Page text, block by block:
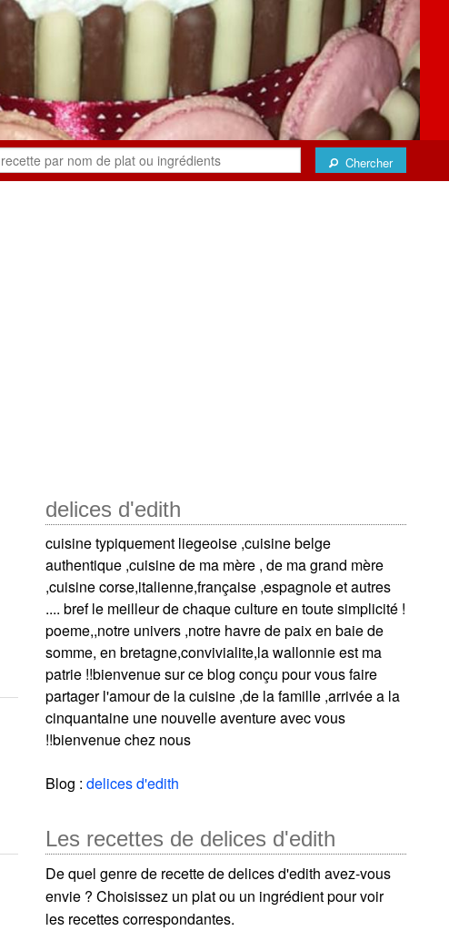
Chercher
delices d'edith
cuisine typiquement liegeoise ,cuisine belge
authentique ,cuisine de ma mère , de ma grand mère
,cuisine corse,italienne,française ,espagnole et autres
.... bref le meilleur de chaque culture en toute simplicité !
poeme,,notre univers ,notre havre de paix en baie de
somme, en bretagne,convivialite,la wallonnie est ma
patrie !!bienvenue sur ce blog conçu pour vous faire
partager l'amour de la cuisine ,de la famille ,arrivée a la
cinquantaine une nouvelle aventure avec vous
!!bienvenue chez nous
Blog :delices d'edith
Les recettes de delices d'edith
De quel genre de recette de delices d'edith avez-vous
envie ? Choisissez un plat ou un ingrédient pour voir
les recettes correspondantes.